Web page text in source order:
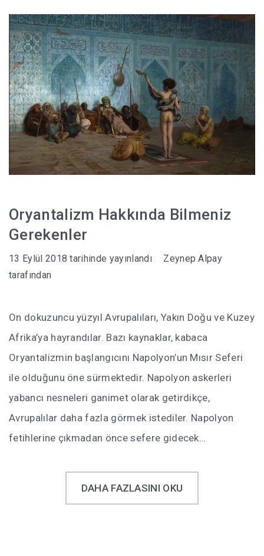
Oryantalizm Hakkında Bilmeniz
Gerekenler
13 Eylül 2018 tarihinde yayınlandı
Zeynep Alpay
tarafından
On dokuzuncu yüzyıl Avrupalıları, Yakın Doğu ve Kuzey
Afrika’ya hayrandılar. Bazı kaynaklar, kabaca
Oryantalizmin başlangıcını Napolyon’un Mısır Seferi
ile olduğunu öne sürmektedir. Napolyon askerleri
yabancı nesneleri ganimet olarak getirdikçe,
Avrupalılar daha fazla görmek istediler. Napolyon
fetihlerine çıkmadan önce sefere gidecek…
DAHA FAZLASINI OKU